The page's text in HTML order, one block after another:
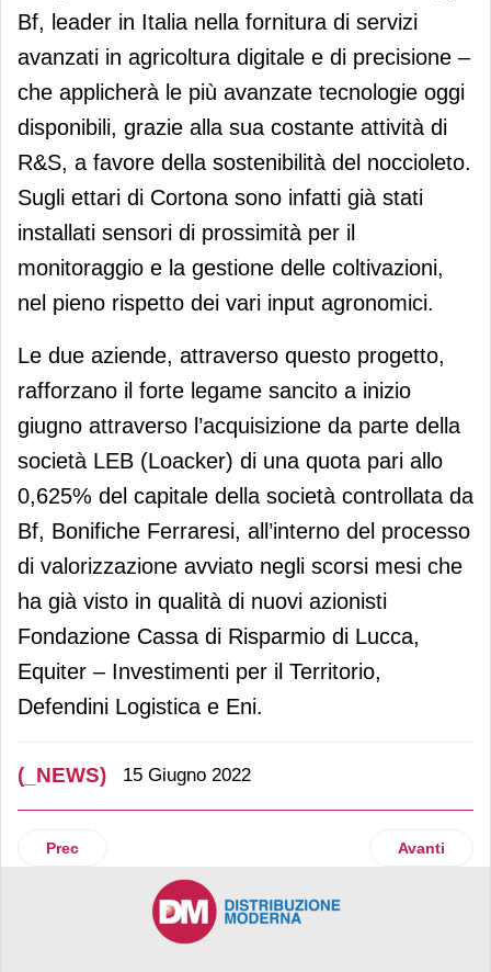
Bf, leader in Italia nella fornitura di servizi
avanzati in agricoltura digitale e di precisione –
che applicherà le più avanzate tecnologie oggi
disponibili, grazie alla sua costante attività di
R&S, a favore della sostenibilità del noccioleto.
Sugli ettari di Cortona sono infatti già stati
installati sensori di prossimità per il
monitoraggio e la gestione delle coltivazioni,
nel pieno rispetto dei vari input agronomici.
Le due aziende, attraverso questo progetto,
rafforzano il forte legame sancito a inizio
giugno attraverso l’acquisizione da parte della
società LEB (Loacker) di una quota pari allo
0,625% del capitale della società controllata da
Bf, Bonifiche Ferraresi, all’interno del processo
di valorizzazione avviato negli scorsi mesi che
ha già visto in qualità di nuovi azionisti
Fondazione Cassa di Risparmio di Lucca,
Equiter – Investimenti per il Territorio,
Defendini Logistica e Eni.
(_NEWS) 15 Giugno 2022
Articolo precedente: CS Checkpoint Systems e
Prec Articolo
Avanti